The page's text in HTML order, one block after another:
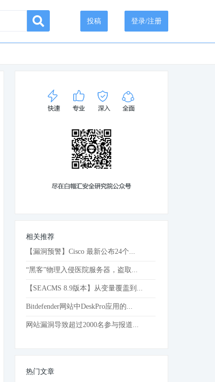
登录/注册
投稿
相关推荐
【漏洞预警】Cisco 最新公布24个...
“黑客”物理入侵医院服务器，盗取...
【SEACMS 8.9版本】从变量覆盖到...
Bitdefender网站中DeskPro应用的...
网站漏洞导致超过2000名参与报道...
热门文章